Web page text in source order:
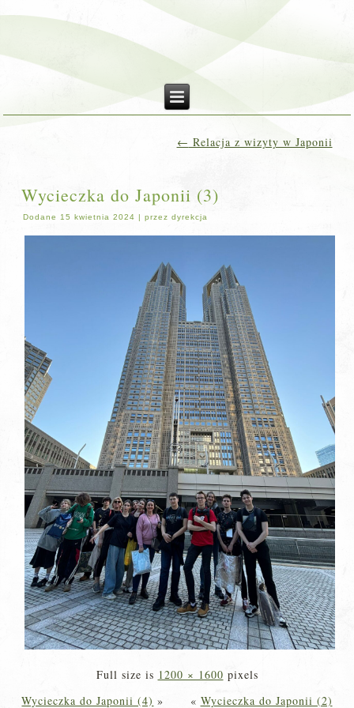
← Relacja z wizyty w Japonii
Wycieczka do Japonii (3)
Dodane 15 kwietnia 2024 |przez dyrekcja
Full size is 1200 × 1600 pixels
Wycieczka do Japonii (4) » « Wycieczka do Japonii (2)